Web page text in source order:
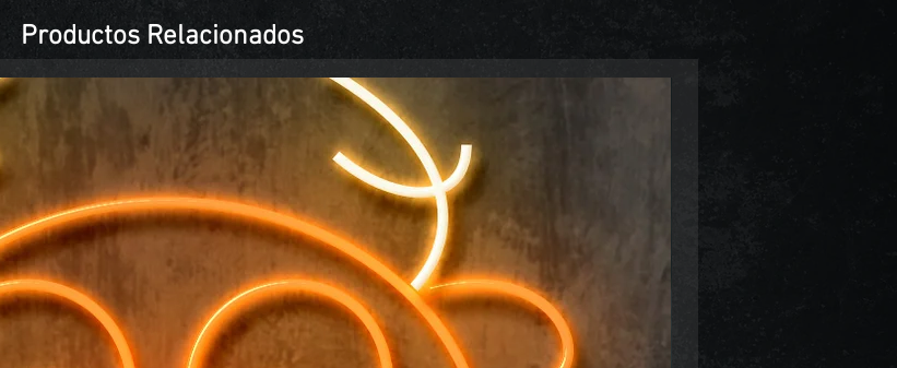
Productos Relacionados